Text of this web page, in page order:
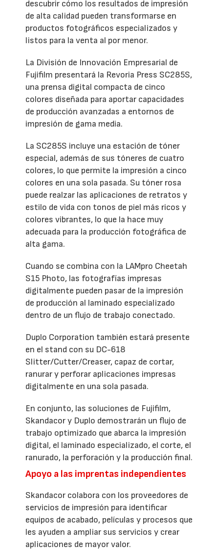
descubrir cómo los resultados de impresión
de alta calidad pueden transformarse en
productos fotográficos especializados y
listos para la venta al por menor.
La División de Innovación Empresarial de
Fujifilm presentará la Revoria Press SC285S,
una prensa digital compacta de cinco
colores diseñada para aportar capacidades
de producción avanzadas a entornos de
impresión de gama media.
La SC285S incluye una estación de tóner
especial, además de sus tóneres de cuatro
colores, lo que permite la impresión a cinco
colores en una sola pasada. Su tóner rosa
puede realzar las aplicaciones de retratos y
estilo de vida con tonos de piel más ricos y
colores vibrantes, lo que la hace muy
adecuada para la producción fotográfica de
alta gama.
Cuando se combina con la LAMpro Cheetah
S15 Photo, las fotografías impresas
digitalmente pueden pasar de la impresión
de producción al laminado especializado
dentro de un flujo de trabajo conectado.
Duplo Corporation también estará presente
en el stand con su DC-618
Slitter/Cutter/Creaser, capaz de cortar,
ranurar y perforar aplicaciones impresas
digitalmente en una sola pasada.
En conjunto, las soluciones de Fujifilm,
Skandacor y Duplo demostrarán un flujo de
trabajo optimizado que abarca la impresión
digital, el laminado especializado, el corte, el
ranurado, la perforación y la producción final.
Apoyo a las imprentas independientes
Skandacor colabora con los proveedores de
servicios de impresión para identificar
equipos de acabado, películas y procesos que
les ayuden a ampliar sus servicios y crear
aplicaciones de mayor valor.